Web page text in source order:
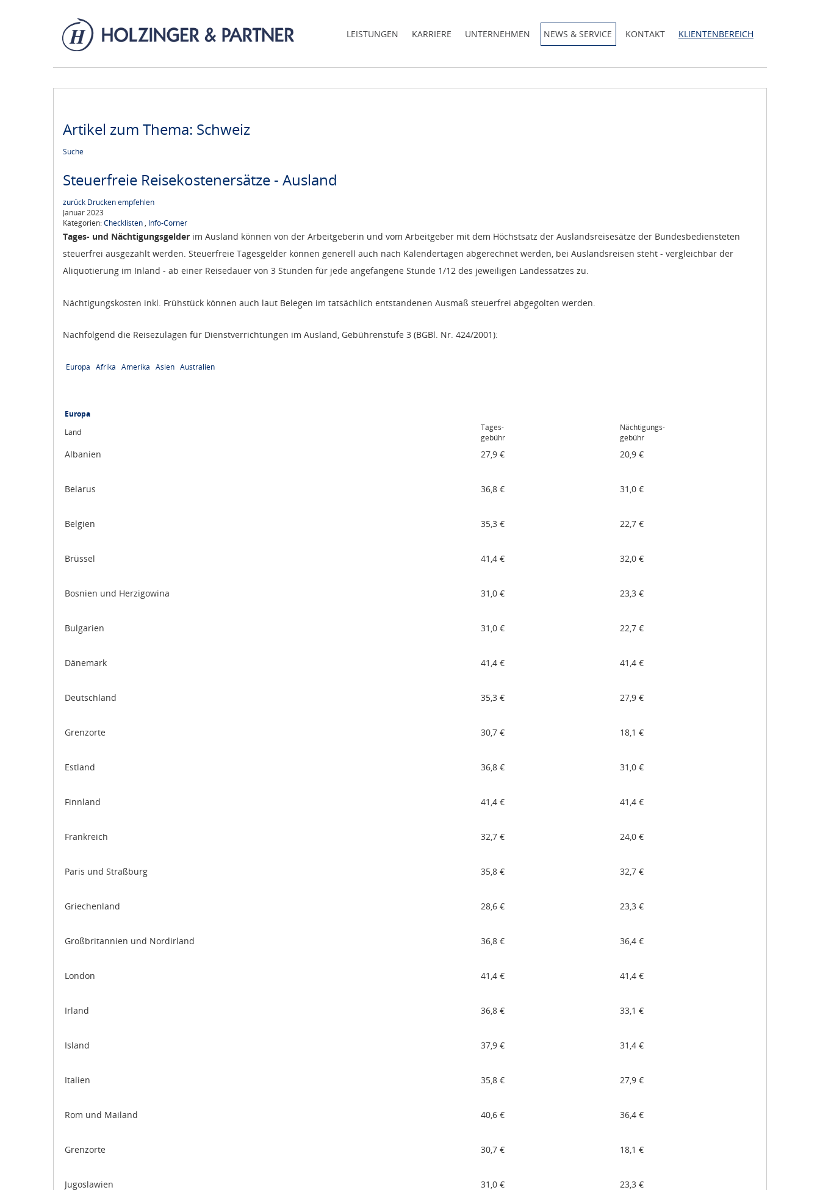
LEISTUNGEN KARRIERE UNTERNEHMEN NEWS & SERVICE KONTAKT KLIENTENBEREICH
Artikel zum Thema: Schweiz
Suche
Steuerfreie Reisekostenersätze - Ausland
zurück Druckenempfehlen
Januar 2023
Kategorien:Checklisten , Info-Corner
Tages- und Nächtigungsgelder im Ausland können von der Arbeitgeberin und vom Arbeitgeber mit dem Höchstsatz der Auslandsreisesätze der Bundesbediensteten
steuerfrei ausgezahlt werden. Steuerfreie Tagesgelder können generell auch nach Kalendertagen abgerechnet werden, bei Auslandsreisen steht - vergleichbar der
Aliquotierung im Inland - ab einer Reisedauer von 3 Stunden für jede angefangene Stunde 1/12 des jeweiligen Landessatzes zu.
Nächtigungskosten inkl. Frühstück können auch laut Belegen im tatsächlich entstandenen Ausmaß steuerfrei abgegolten werden.
Nachfolgend die Reisezulagen für Dienstverrichtungen im Ausland, Gebührenstufe 3 (BGBl. Nr. 424/2001):
Europa Afrika Amerika Asien Australien
Europa
Land
Tages-
gebühr
Nächtigungs-
gebühr
Albanien 27,9 € 20,9 €
Belarus 36,8 € 31,0 €
Belgien 35,3 € 22,7 €
Brüssel 41,4 € 32,0 €
Bosnien und Herzigowina 31,0 € 23,3 €
Bulgarien 31,0 € 22,7 €
Dänemark 41,4 € 41,4 €
Deutschland 35,3 € 27,9 €
Grenzorte 30,7 € 18,1 €
Estland 36,8 € 31,0 €
Finnland 41,4 € 41,4 €
Frankreich 32,7 € 24,0 €
Paris und Straßburg 35,8 € 32,7 €
Griechenland 28,6 € 23,3 €
Großbritannien und Nordirland 36,8 € 36,4 €
London 41,4 € 41,4 €
Irland 36,8 € 33,1 €
Island 37,9 € 31,4 €
Italien 35,8 € 27,9 €
Rom und Mailand 40,6 € 36,4 €
Grenzorte 30,7 € 18,1 €
Jugoslawien 31,0 € 23,3 €